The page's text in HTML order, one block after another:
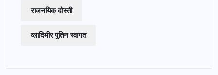
राजनयिक दोस्ती
व्लादिमीर पुतिन स्वागत